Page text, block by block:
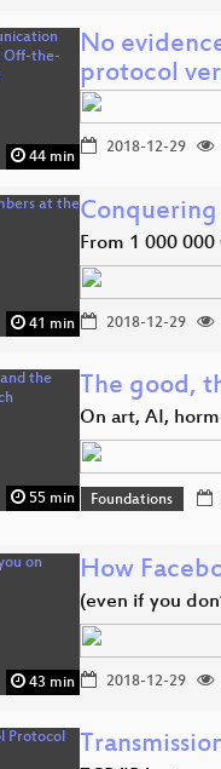
44 min
No
protocol
2018-12-29
41 min
From 1 000
2018-12-29
55 min
The good,
On art, AI,
Foundations
43 min
How
(even if you
2018-12-29